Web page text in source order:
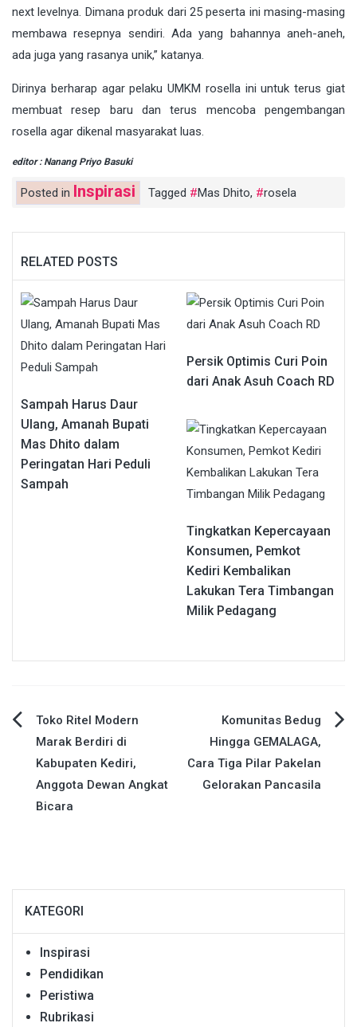
next levelnya. Dimana produk dari 25 peserta ini masing-masing
membawa resepnya sendiri. Ada yang bahannya aneh-aneh,
ada juga yang rasanya unik,” katanya.
Dirinya berharap agar pelaku UMKM rosella ini untuk terus giat
membuat resep baru dan terus mencoba pengembangan
rosella agar dikenal masyarakat luas.
editor : Nanang Priyo Basuki
Posted in Inspirasi Tagged Mas Dhito, rosela
RELATED POSTS
Sampah Harus Daur
Ulang, Amanah Bupati
Mas Dhito dalam
Peringatan Hari Peduli
Sampah
Persik Optimis Curi Poin
dari Anak Asuh Coach RD
Tingkatkan Kepercayaan
Konsumen, Pemkot
Kediri Kembalikan
Lakukan Tera Timbangan
Milik Pedagang
Navigasi
pos
Toko Ritel Modern
Marak Berdiri di
Kabupaten Kediri,
Anggota Dewan Angkat
Bicara
Komunitas Bedug
Hingga GEMALAGA,
Cara Tiga Pilar Pakelan
Gelorakan Pancasila
KATEGORI
Inspirasi
Pendidikan
Peristiwa
Rubrikasi